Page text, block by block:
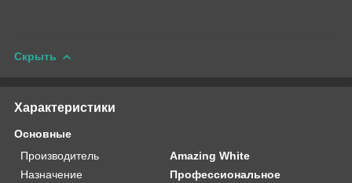
Скрыть
Характеристики
Основные
Производитель
Amazing White
Назначение
Профессиональное